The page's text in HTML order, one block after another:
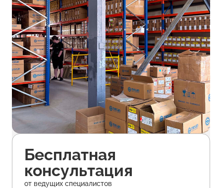
Бесплатная
консультация
от ведущих специалистов